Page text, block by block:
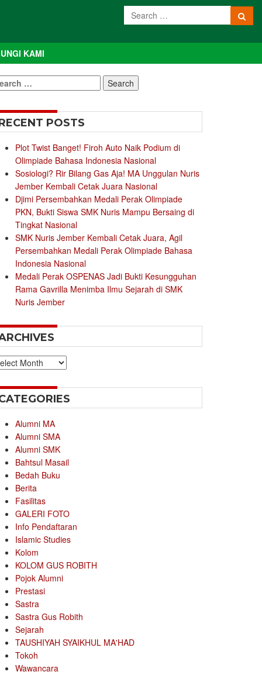
KAMI
POSTS
Plot Twist Banget! Firoh Auto Naik Podium di
Olimpiade Bahasa Indonesia Nasional
Sosiologi? Rir Bilang Gas Aja! MA Unggulan Nuris
Jember Kembali Cetak Juara Nasional
Djimi Persembahkan Medali Perak Olimpiade
PKN, Bukti Siswa SMK Nuris Mampu Bersaing di
Tingkat Nasional
SMK Nuris Jember Kembali Cetak Juara, Agil
Persembahkan Medali Perak Olimpiade Bahasa
Indonesia Nasional
Medali Perak OSPENAS Jadi Bukti Kesungguhan
Rama Gavrilla Menimba Ilmu Sejarah di SMK
Nuris Jember
Alumni MA
Alumni SMA
Alumni SMK
Bahtsul Masail
Bedah Buku
Berita
Fasilitas
GALERI FOTO
Info Pendaftaran
Islamic Studies
Kolom
KOLOM GUS ROBITH
Pojok Alumni
Prestasi
Sastra
Sastra Gus Robith
Sejarah
TAUSHIYAH SYAIKHUL MA'HAD
Tokoh
Wawancara